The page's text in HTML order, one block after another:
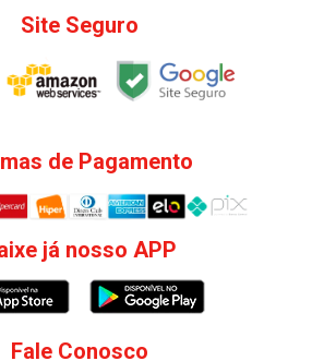
Site Seguro
de Pagamento
já nosso APP
Fale Conosco